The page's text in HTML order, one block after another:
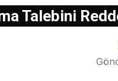
Talebini